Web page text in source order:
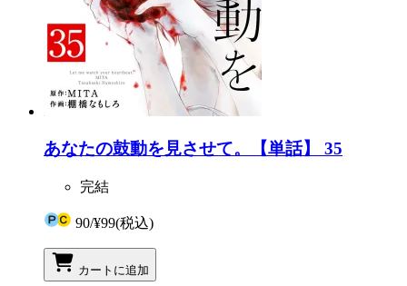
あなたの鼓動を見させて。【単話】 35
完結
90/¥99(税込)
カートに追加